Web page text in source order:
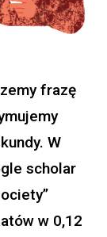
frazę
W
scholar
w 0,12